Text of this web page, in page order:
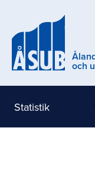
huvudinnehåll
och
Statistik